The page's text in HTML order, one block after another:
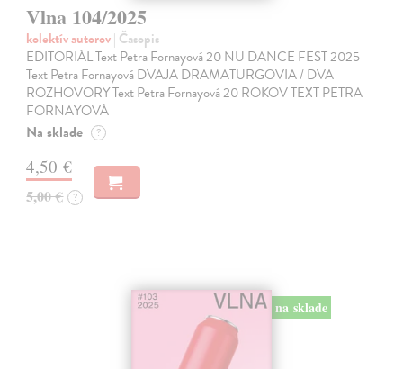
Vlna 104/2025
kolektív autorov| Časopis
EDITORIÁL Text Petra Fornayová 20 NU DANCE FEST 2025
Text Petra Fornayová DVAJA DRAMATURGOVIA / DVA
ROZHOVORY Text Petra Fornayová 20 ROKOV TEXT PETRA
FORNAYOVÁ
Na sklade ?
4,50 €
5,00 € ?
na sklade